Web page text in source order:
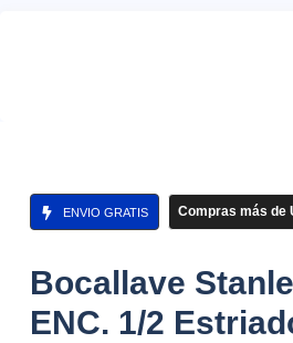
ENVIO GRATIS Compras más de
Bocallave
ENC. 1/2